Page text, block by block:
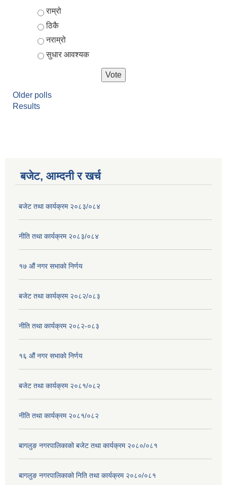
Choices
राम्रो
ठिकै
नराम्रो
सुधार आवश्यक
Older polls
Results
बजेट, आम्दनी र खर्च
बजेट तथा कार्यक्रम २०८३/०८४
नीति तथा कार्यक्रम २०८३/०८४
१७ ‌‍औं नगर सभाकाे निर्णय
बजेट तथा कार्यक्रम २०८२/०८३
नीति तथा कार्यक्रम २०८२-०८३
१६ ‌औं नगर सभाकाे निर्णय
बजेट तथा कार्यक्रम २०८१/०८२
नीति तथा कार्यक्रम २०८१/०८२
बागलुङ नगरपालिकाको बजेट तथा कार्यक्रम २०८०/०८१
बागलुङ नगरपालिकाको निति तथा कार्यक्रम २०८०/०८१